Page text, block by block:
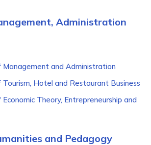
Administration
and Administration
Hotel and Restaurant Business
Theory, Entrepreneurship and
and Pedagogy